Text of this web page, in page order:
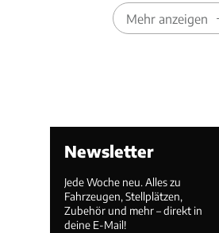
Mehr anzeigen
Newsletter
Jede Woche neu. Alles zu
Fahrzeugen, Stellplätzen,
Zubehör und mehr – direkt in
deine E-Mail!